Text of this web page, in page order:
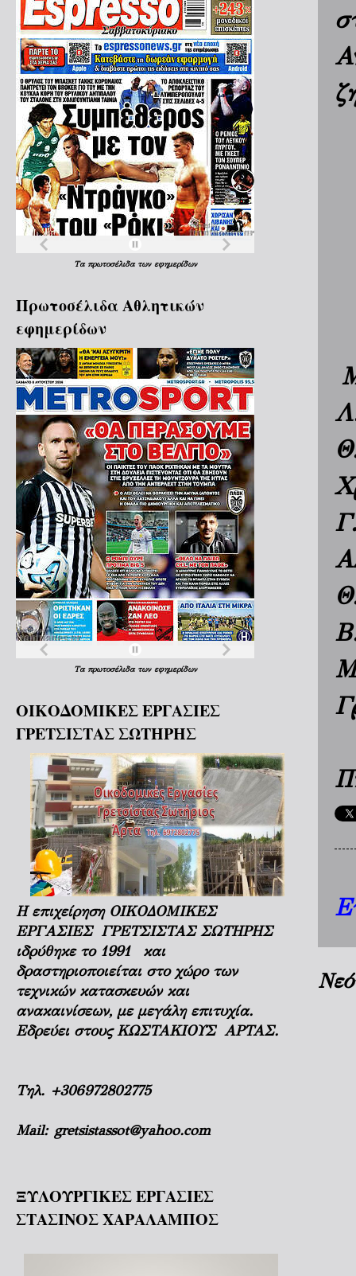
Τα πρωτοσέλιδα των εφημερίδων
Πρωτοσέλιδα Aθλητικών
εφημερίδων
Τα πρωτοσέλιδα των εφημερίδων
ΟΙΚΟΔΟΜΙΚΕΣ ΕΡΓΑΣΙΕΣ
ΓΡΕΤΣΙΣΤΑΣ ΣΩΤΗΡΗΣ
Η επιχείρηση ΟΙΚΟΔΟΜΙΚΕΣ
ΕΡΓΑΣΙΕΣ ΓΡΕΤΣΙΣΤΑΣ ΣΩΤΗΡΗΣ
ιδρύθηκε το 1991 και
δραστηριοποιείται στο χώρο των
τεχνικών κατασκευών και
ανακαινίσεων, με μεγάλη επιτυχία.
Εδρεύει στους ΚΩΣΤΑΚΙΟΥΣ ΑΡΤΑΣ.
Τηλ. +306972802775
Mail: gretsistassot@yahoo.com
ΞΥΛΟΥΡΓΙΚΕΣ ΕΡΓΑΣΙΕΣ
ΣΤΑΣΙΝΟΣ ΧΑΡΑΛΑΜΠΟΣ